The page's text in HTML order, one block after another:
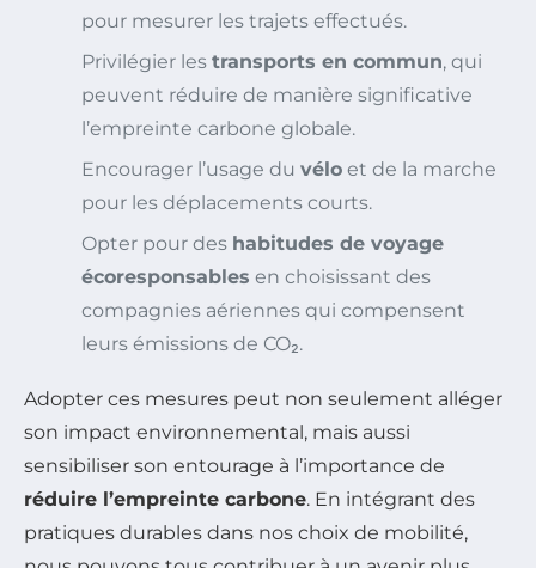
pour mesurer les trajets effectués.
Privilégier les transports en commun, qui
peuvent réduire de manière significative
l’empreinte carbone globale.
Encourager l’usage du vélo et de la marche
pour les déplacements courts.
Opter pour des habitudes de voyage
écoresponsables en choisissant des
compagnies aériennes qui compensent
leurs émissions de CO₂.
Adopter ces mesures peut non seulement alléger
son impact environnemental, mais aussi
sensibiliser son entourage à l’importance de
réduire l’empreinte carbone. En intégrant des
pratiques durables dans nos choix de mobilité,